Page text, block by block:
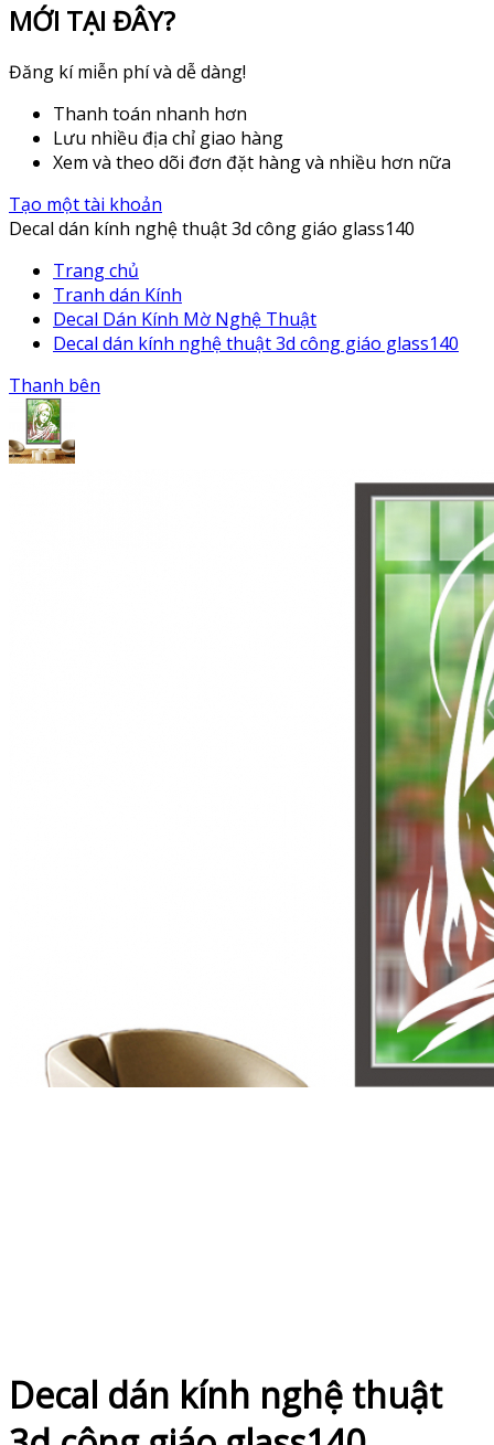
MỚI TẠI ĐÂY?
Đăng kí miễn phí và dễ dàng!
Thanh toán nhanh hơn
Lưu nhiều địa chỉ giao hàng
Xem và theo dõi đơn đặt hàng và nhiều hơn nữa
Tạo một tài khoản
Decal dán kính nghệ thuật 3d công giáo glass140
Trang chủ
Tranh dán Kính
Decal Dán Kính Mờ Nghệ Thuật
Decal dán kính nghệ thuật 3d công giáo glass140
Thanh bên
Decal dán kính nghệ thuật